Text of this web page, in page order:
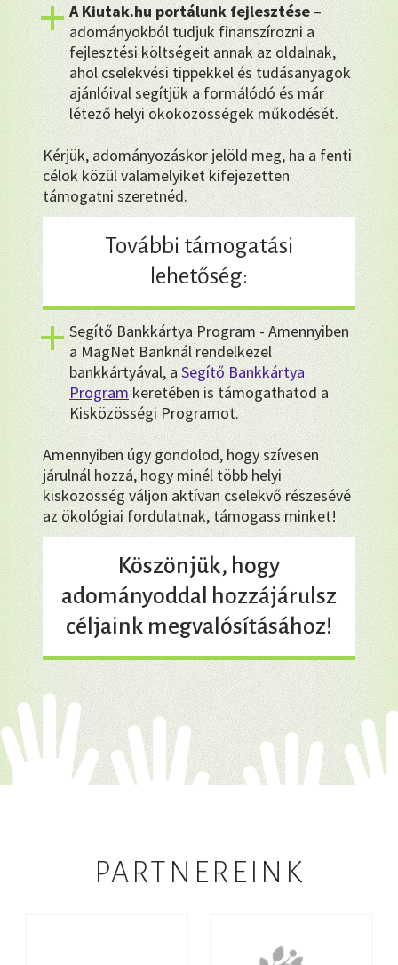
A Kiutak.hu portálunk fejlesztése–
adományokból tudjuk finanszírozni a
fejlesztési költségeit annak az oldalnak,
ahol cselekvési tippekkel és tudásanyagok
ajánlóival segítjük a formálódó és már
létező helyi ökoközösségek működését.
Kérjük, adományozáskor jelöld meg, ha a fenti
célok közül valamelyiket kifejezetten
támogatni szeretnéd.
További támogatási
lehetőség:
Segítő Bankkártya Program - Amennyiben
a MagNet Banknál rendelkezel
bankkártyával, aSegítő Bankkártya
Programkeretében is támogathatod a
Kisközösségi Programot.
Amennyiben úgy gondolod, hogy szívesen
járulnál hozzá, hogy minél több helyi
kisközösség váljon aktívan cselekvő részesévé
az ökológiai fordulatnak, támogass minket!
Köszönjük, hogy
adományoddal hozzájárulsz
céljaink megvalósításához!
PARTNEREINK